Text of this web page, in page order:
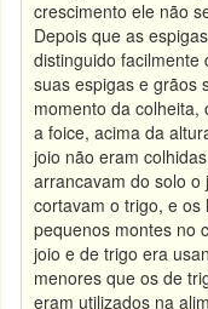
crescimento ele não
Depois que as
distinguido facilmente
suas espigas e grãos
momento da colheita,
a foice, acima da
joio não eram
arrancavam do solo
cortavam o trigo, e
pequenos montes no
joio e de trigo era
menores que os de
eram utilizados na